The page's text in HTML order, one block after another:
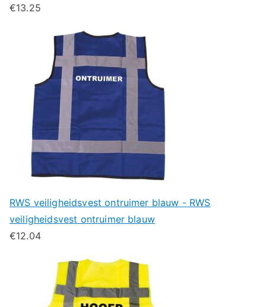
€13.25
RWS veiligheidsvest ontruimer blauw - RWS
veiligheidsvest ontruimer blauw
€12.04